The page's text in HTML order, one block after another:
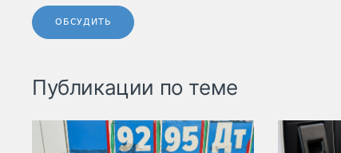
ОБСУДИТЬ
Публикации по теме